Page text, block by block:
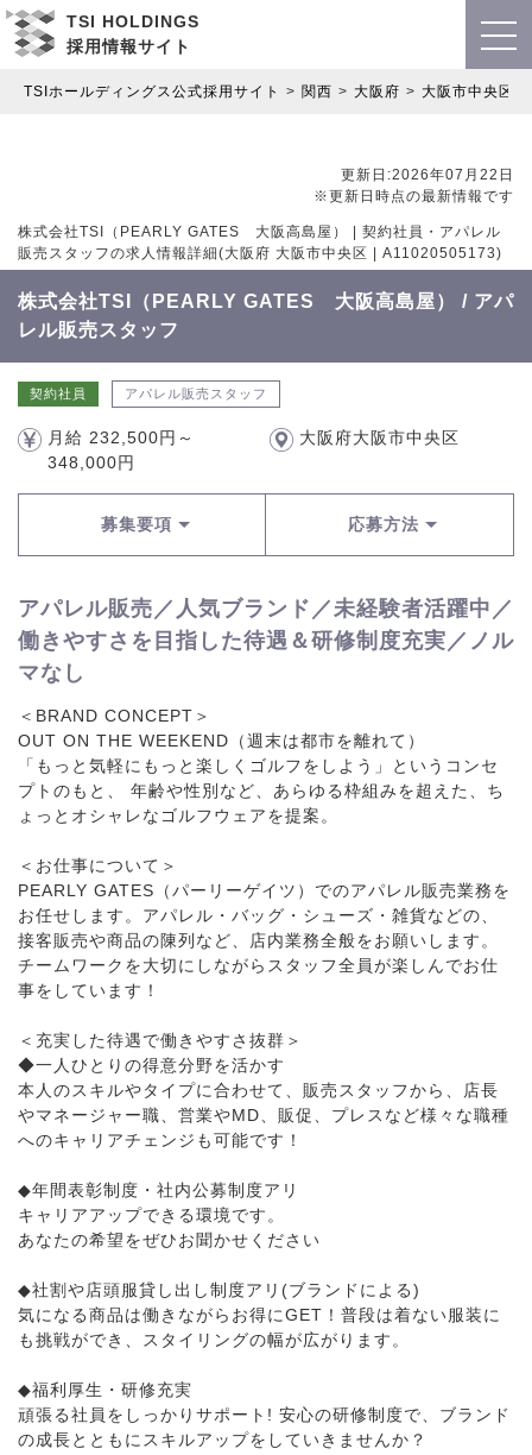
TSI HOLDINGS
採用情報サイト
TSIホールディングス公式採用サイト 関西 大阪府 大阪市中央区
更新日:2026年07月22日
※更新日時点の最新情報です
株式会社TSI（PEARLY GATES 大阪高島屋） | 契約社員・アパレル
販売スタッフの求人情報詳細(大阪府 大阪市中央区 | A11020505173)
株式会社TSI（PEARLY GATES 大阪高島屋） / アパ
レル販売スタッフ
契約社員 アパレル販売スタッフ
月給 232,500円～
348,000円
大阪府大阪市中央区
募集要項 応募方法
アパレル販売／人気ブランド／未経験者活躍中／
働きやすさを目指した待遇＆研修制度充実／ノル
マなし
＜BRAND CONCEPT＞
OUT ON THE WEEKEND（週末は都市を離れて）
「もっと気軽にもっと楽しくゴルフをしよう」というコンセ
プトのもと、 年齢や性別など、あらゆる枠組みを超えた、ち
ょっとオシャレなゴルフウェアを提案。
＜お仕事について＞
PEARLY GATES（パーリーゲイツ）でのアパレル販売業務を
お任せします。アパレル・バッグ・シューズ・雑貨などの、
接客販売や商品の陳列など、店内業務全般をお願いします。
チームワークを大切にしながらスタッフ全員が楽しんでお仕
事をしています！
＜充実した待遇で働きやすさ抜群＞
◆一人ひとりの得意分野を活かす
本人のスキルやタイプに合わせて、販売スタッフから、店長
やマネージャー職、営業やMD、販促、プレスなど様々な職種
へのキャリアチェンジも可能です！
◆年間表彰制度・社内公募制度アリ
キャリアアップできる環境です。
あなたの希望をぜひお聞かせください
◆社割や店頭服貸し出し制度アリ(ブランドによる)
気になる商品は働きながらお得にGET！普段は着ない服装に
も挑戦ができ、スタイリングの幅が広がります。
◆福利厚生・研修充実
頑張る社員をしっかりサポート! 安心の研修制度で、ブランド
の成長とともにスキルアップをしていきませんか？